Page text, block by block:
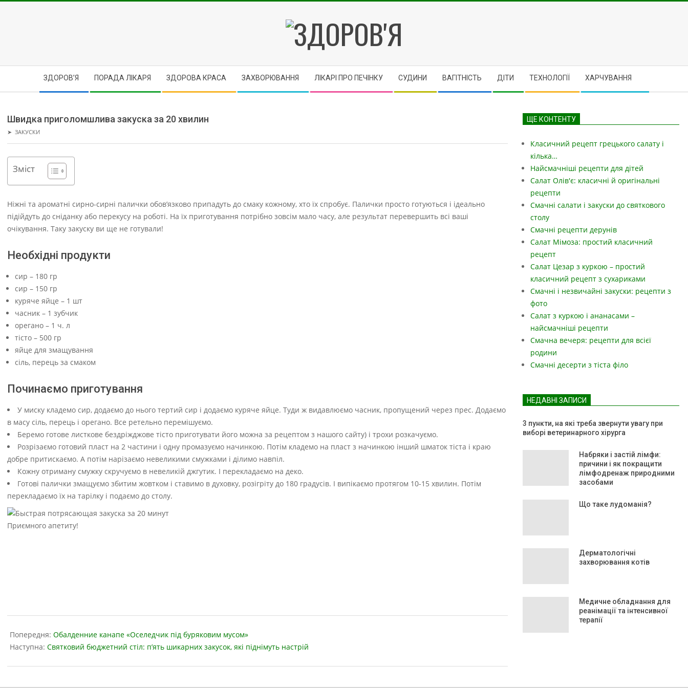
ЗДОРОВ'Я
ЗДОРОВ’Я ПОРАДА ЛІКАРЯ ЗДОРОВА КРАСА ЗАХВОРЮВАННЯ ЛІКАРІ ПРО ПЕЧІНКУ CУДИНИ ВАГІТНІСТЬ ДІТИ ТЕХНОЛОГІЇ ХАРЧУВАННЯ
Швидка приголомшлива закуска за 20 хвилин
➤ ЗАКУСКИ
Зміст
Ніжні та ароматні сирно-сирні палички обов’язково припадуть до смаку кожному, хто їх спробує. Палички просто готуються і ідеально
підійдуть до сніданку або перекусу на роботі. На їх приготування потрібно зовсім мало часу, але результат перевершить всі ваші
очікування. Таку закуску ви ще не готували!
Необхідні продукти
сир – 180 гр
сир – 150 гр
куряче яйце – 1 шт
часник – 1 зубчик
орегано – 1 ч. л
тісто – 500 гр
яйце для змащування
сіль, перець за смаком
Починаємо приготування
У миску кладемо сир, додаємо до нього тертий сир і додаємо куряче яйце. Туди ж видавлюємо часник, пропущений через прес. Додаємо
в масу сіль, перець і орегано. Все ретельно перемішуємо.
Беремо готове листкове бездріжджове тісто приготувати його можна за рецептом з нашого сайту) і трохи розкачуємо.
Розрізаємо готовий пласт на 2 частини і одну промазуємо начинкою. Потім кладемо на пласт з начинкою інший шматок тіста і краю
добре притискаємо. А потім нарізаємо невеликими смужками і ділимо навпіл.
Кожну отриману смужку скручуємо в невеликій джгутик. І перекладаємо на деко.
Готові палички змащуємо збитим жовтком і ставимо в духовку, розігріту до 180 градусів. І випікаємо протягом 10-15 хвилин. Потім
перекладаємо їх на тарілку і подаємо до столу.
Приємного апетиту!
04-
09
Попередня: Обалденние канапе «Оселедчик під буряковим мусом»
Наступна: Святковий бюджетний стіл: п’ять шикарних закусок, які піднімуть настрій
ЩЕ КОНТЕНТУ
Класичний рецепт грецького салату і
кілька…
Найсмачніші рецепти для дітей
Салат Олів'є: класичні й оригінальні
рецепти
Смачні салати і закуски до святкового
столу
Смачні рецепти дерунів
Салат Мімоза: простий класичний
рецепт
Салат Цезар з куркою – простий
класичний рецепт з сухариками
Смачні і незвичайні закуски: рецепти з
фото
Салат з куркою і ананасами –
найсмачніші рецепти
Смачна вечеря: рецепти для всієї
родини
Смачні десерти з тіста філо
НЕДАВНІ ЗАПИСИ
3 пункти, на які треба звернути увагу при
виборі ветеринарного хірурга
Набряки і застій лімфи:
причини і як покращити
лімфодренаж природними
засобами
Що таке лудоманія?
Дерматологічні
захворювання котів
Медичне обладнання для
реанімації та інтенсивної
терапії